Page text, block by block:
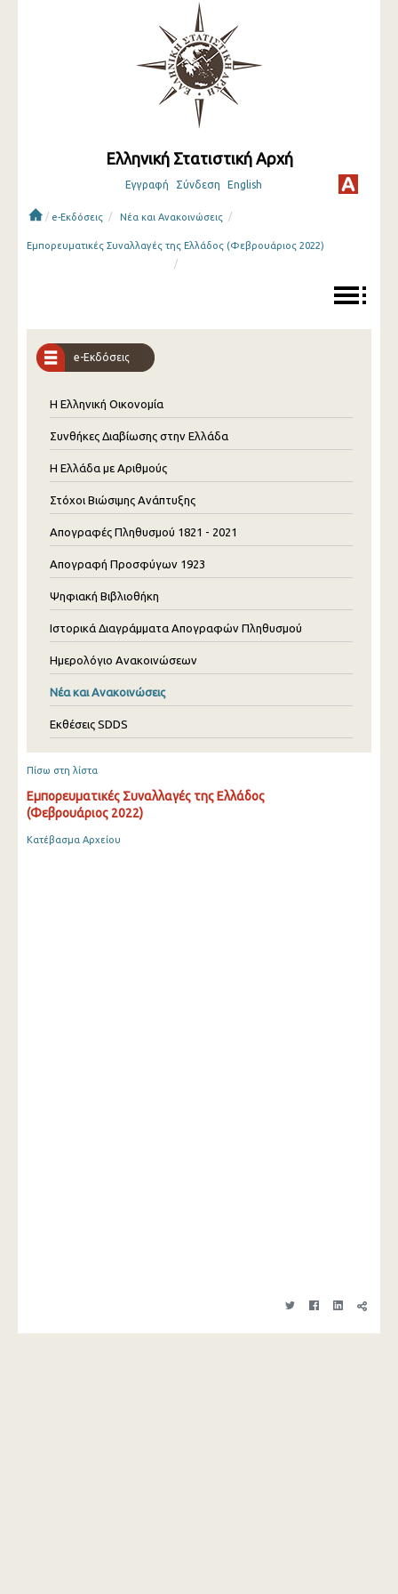
Ελληνική Στατιστική Αρχή
Εγγραφή Σύνδεση English
/ e-Εκδόσεις / Νέα και Ανακοινώσεις /
Εμπορευματικές Συναλλαγές της Ελλάδος (Φεβρουάριος 2022)
/
e-Εκδόσεις
Η Ελληνική Οικονομία
Συνθήκες Διαβίωσης στην Ελλάδα
Η Ελλάδα με Αριθμούς
Στόχοι Βιώσιμης Ανάπτυξης
Απογραφές Πληθυσμού 1821 - 2021
Απογραφή Προσφύγων 1923
Ψηφιακή Βιβλιοθήκη
Ιστορικά Διαγράμματα Απογραφών Πληθυσμού
Ημερολόγιο Ανακοινώσεων
Νέα και Ανακοινώσεις
Εκθέσεις SDDS
Πίσω στη λίστα
Εμπορευματικές Συναλλαγές της Ελλάδος
(Φεβρουάριος 2022)
Κατέβασμα Αρχείου